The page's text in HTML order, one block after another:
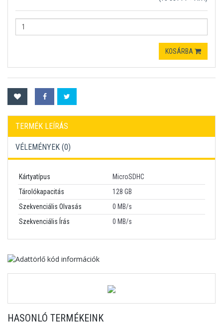
KOSÁRBA
TERMÉK LEÍRÁS
VÉLEMÉNYEK (0)
Kártyatípus
MicroSDHC
Tárolókapacitás
128 GB
Szekvenciális Olvasás
0 MB/s
Szekvenciális Írás
0 MB/s
HASONLÓ TERMÉKEINK